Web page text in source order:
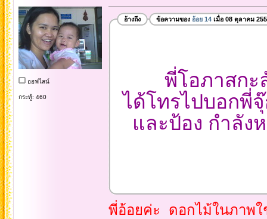
ออฟไลน์
กระทู้: 460
อ้างถึง ข้อความของ อ้อย 14เมื่อ 08 ตุลาคม
พี่โอภาสกะลัง
ได้โทรไปบอกพี่
และป้อง กำลัง
พี่อ้อยค่ะ ดอกไม้ในภาพใ